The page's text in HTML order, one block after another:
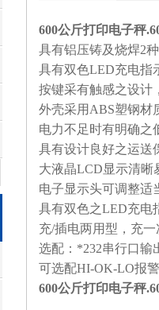
600公斤打印电子秤
具有铝压铸及烧焊2
具有双色LED充电指
按键采有触感之设计
外壳采用 ABS塑钢材
电力不足时有明确之
具有设计良好之运送
大液晶LCD显示清晰
电子显示头可调整适
具有双色之LED充电
充/插电两用型，充
选配： *232串行口输
可选配HI-OK-LO报
600公斤打印电子秤